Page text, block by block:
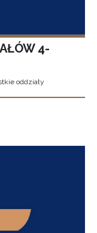
4-
oddziały